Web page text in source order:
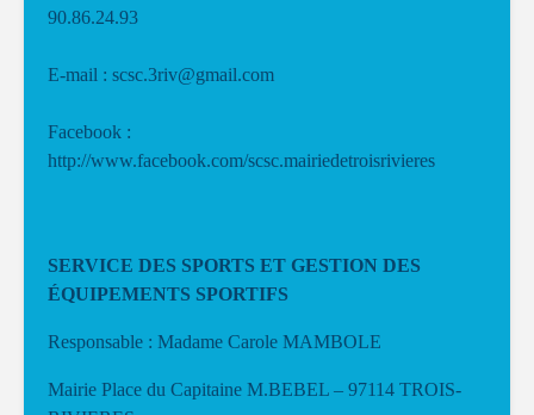
90.86.24.93
E-mail : scsc.3riv@gmail.com
Facebook :
http://www.facebook.com/scsc.mairiedetroisrivieres
SERVICE DES SPORTS ET GESTION DES
ÉQUIPEMENTS SPORTIFS
Responsable : Madame Carole MAMBOLE
Mairie Place du Capitaine M.BEBEL – 97114 TROIS-